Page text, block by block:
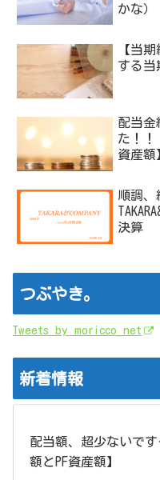
かな）
【当
する当
配当金
た！！
資産額
順調、
決算
つぶやき。
Tweets by moricco_net
新着情報
配当額、超少ないで
額とPF資産額】